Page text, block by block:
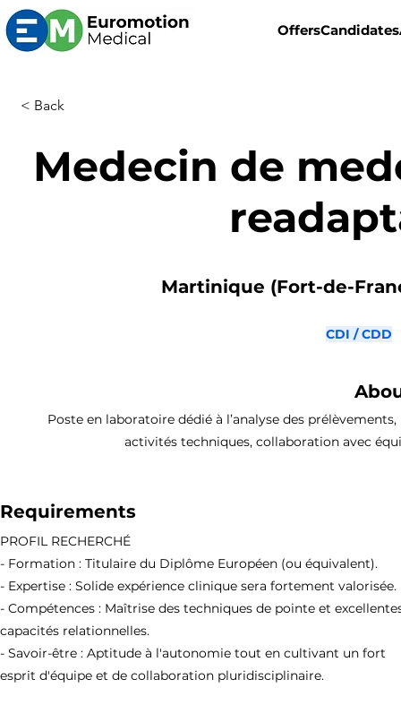
OffersCandidates
< Back
Medecin de
Martinique (Fort-de-
CDI / CDD
Poste en laboratoire dédié à l’analyse des
activités techniques, collaboration avec
Requirements
PROFIL RECHERCHÉ
- Formation : Titulaire du Diplôme Européen (ou équivalent).
- Expertise : Solide expérience clinique sera fortement valorisée.
- Compétences : Maîtrise des techniques de pointe et
capacités relationnelles.
- Savoir-être : Aptitude à l'autonomie tout en cultivant un fort
esprit d'équipe et de collaboration pluridisciplinaire.